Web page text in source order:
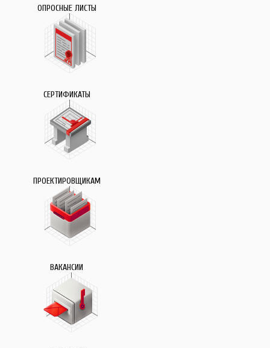
ОПРОСНЫЕ ЛИСТЫ
СЕРТИФИКАТЫ
ПРОЕКТИРОВЩИКАМ
ВАКАНСИИ